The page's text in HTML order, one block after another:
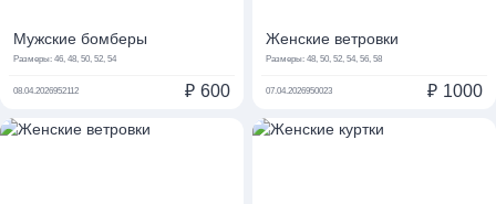
Мужские бомберы
Размеры: 46, 48, 50, 52, 54
08.04.2026952112 ₽ 600
Женские ветровки
Размеры: 48, 50, 52, 54, 56, 58
07.04.2026950023 ₽ 1000